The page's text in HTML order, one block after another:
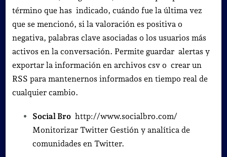
término que has indicado, cuándo fue la última vez
que se mencionó, si la valoración es positiva o
negativa, palabras clave asociadas o los usuarios más
activos en la conversación. Permite guardar alertas y
exportar la información en archivos csv o crear un
RSS para mantenernos informados en tiempo real de
cualquier cambio.
Social Brohttp://www.socialbro.com/
Monitorizar Twitter Gestión y analítica de
comunidades en Twitter.